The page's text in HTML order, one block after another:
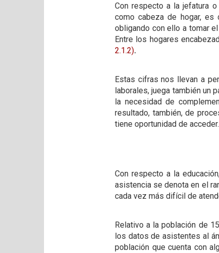
Con respecto a la jefatura
como cabeza de hogar, es
obligando con ello a tomar
Entre los hogares
2.1.2).
Estas cifras nos llevan a
laborales, juega también un
la necesidad de
resultado, también, de
tiene oportunidad de acceder.
Con respecto a la
asistencia se denota en el
cada vez más difícil de
Relativo a la población de
los datos de asistentes al
población que cuenta con